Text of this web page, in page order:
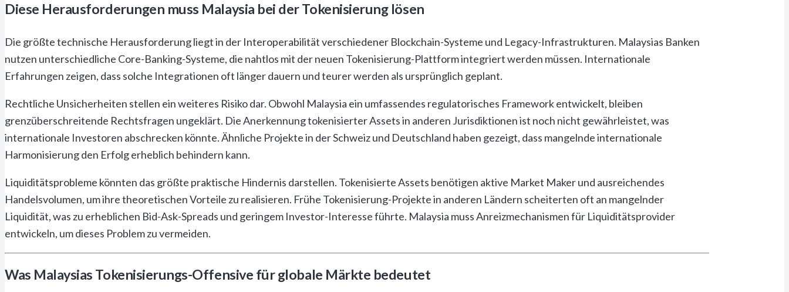
Diese Herausforderungen muss Malaysia bei der Tokenisierung lösen
Die größte technische Herausforderung liegt in der Interoperabilität verschiedener Blockchain-Systeme und Legacy-Infrastrukturen. Malaysias Banken
nutzen unterschiedliche Core-Banking-Systeme, die nahtlos mit der neuen Tokenisierung-Plattform integriert werden müssen. Internationale
Erfahrungen zeigen, dass solche Integrationen oft länger dauern und teurer werden als ursprünglich geplant.
Rechtliche Unsicherheiten stellen ein weiteres Risiko dar. Obwohl Malaysia ein umfassendes regulatorisches Framework entwickelt, bleiben
grenzüberschreitende Rechtsfragen ungeklärt. Die Anerkennung tokenisierter Assets in anderen Jurisdiktionen ist noch nicht gewährleistet, was
internationale Investoren abschrecken könnte. Ähnliche Projekte in der Schweiz und Deutschland haben gezeigt, dass mangelnde internationale
Harmonisierung den Erfolg erheblich behindern kann.
Liquiditätsprobleme könnten das größte praktische Hindernis darstellen. Tokenisierte Assets benötigen aktive Market Maker und ausreichendes
Handelsvolumen, um ihre theoretischen Vorteile zu realisieren. Frühe Tokenisierung-Projekte in anderen Ländern scheiterten oft an mangelnder
Liquidität, was zu erheblichen Bid-Ask-Spreads und geringem Investor-Interesse führte. Malaysia muss Anreizmechanismen für Liquiditätsprovider
entwickeln, um dieses Problem zu vermeiden.
Was Malaysias Tokenisierungs-Offensive für globale Märkte bedeutet